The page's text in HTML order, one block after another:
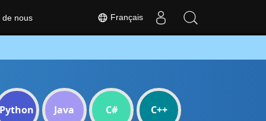
Python Java C# C++
Français
de nous